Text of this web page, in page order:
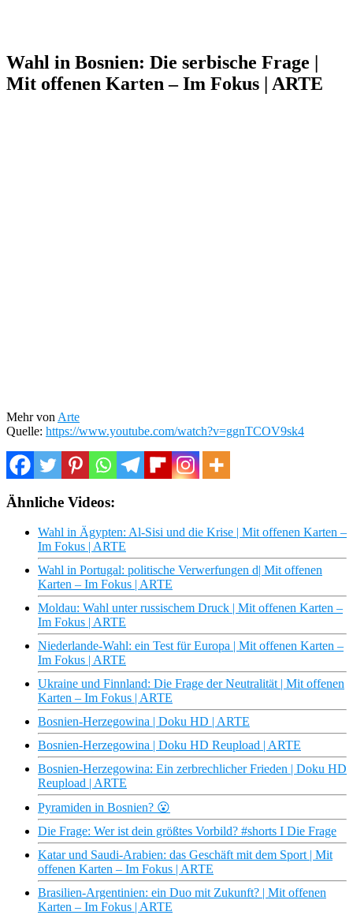
Wahl in Bosnien: Die serbische Frage |
Mit offenen Karten – Im Fokus | ARTE
Mehr von Arte
Quelle: https://www.youtube.com/watch?v=ggnTCOV9sk4
Ähnliche Videos:
Wahl in Ägypten: Al-Sisi und die Krise | Mit offenen Karten –
Im Fokus | ARTE
Wahl in Portugal: politische Verwerfungen d| Mit offenen
Karten – Im Fokus | ARTE
Moldau: Wahl unter russischem Druck | Mit offenen Karten –
Im Fokus | ARTE
Niederlande-Wahl: ein Test für Europa | Mit offenen Karten –
Im Fokus | ARTE
Ukraine und Finnland: Die Frage der Neutralität | Mit offenen
Karten – Im Fokus | ARTE
Bosnien-Herzegowina | Doku HD | ARTE
Bosnien-Herzegowina | Doku HD Reupload | ARTE
Bosnien-Herzegowina: Ein zerbrechlicher Frieden | Doku HD
Reupload | ARTE
Pyramiden in Bosnien? 😮
Die Frage: Wer ist dein größtes Vorbild? #shorts I Die Frage
Katar und Saudi-Arabien: das Geschäft mit dem Sport | Mit
offenen Karten – Im Fokus | ARTE
Brasilien-Argentinien: ein Duo mit Zukunft? | Mit offenen
Karten – Im Fokus | ARTE